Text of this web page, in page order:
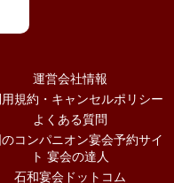
運営会社情報
用規約・キャンセルポリシー
よくある質問
コンパニオン宴会予約サイ
ト 宴会の達人
石和宴会ドットコム